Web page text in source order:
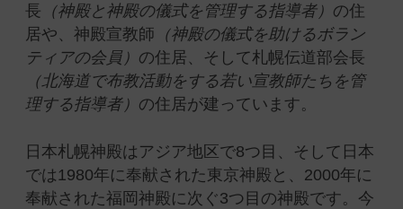
長 （神殿と神殿の儀式を管理する指導者） の住
居や、神殿宣教師 （神殿の儀式を助けるボラン
ティアの会員） の住居、そして札幌伝道部会長
（北海道で布教活動をする若い宣教師たちを管
理する指導者） の住居が建っています。
日本札幌神殿はアジア地区で8つ目、そして日本
では1980年に奉献された東京神殿と、2000年に
奉献された福岡神殿に次ぐ3つ目の神殿です。今